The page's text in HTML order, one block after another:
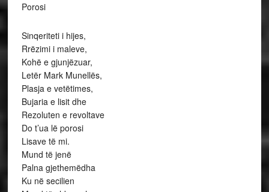
Porosi
Sinqeriteti i hijes,
Rrëzimi i maleve,
Kohë e gjunjëzuar,
Letër Mark Munellës,
Plasja e vetëtimes,
Bujaria e lisit dhe
Rezoluten e revoltave
Do t’ua lë porosi
Lisave të mi.
Mund të jenë
Palna gjethemëdha
Ku në secilien